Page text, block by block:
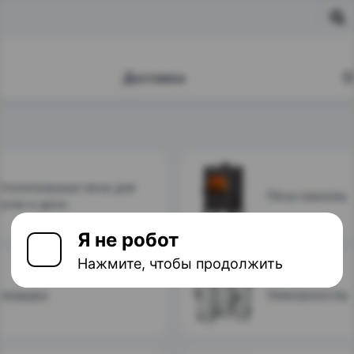
Я не робот
Нажмите, чтобы продолжить